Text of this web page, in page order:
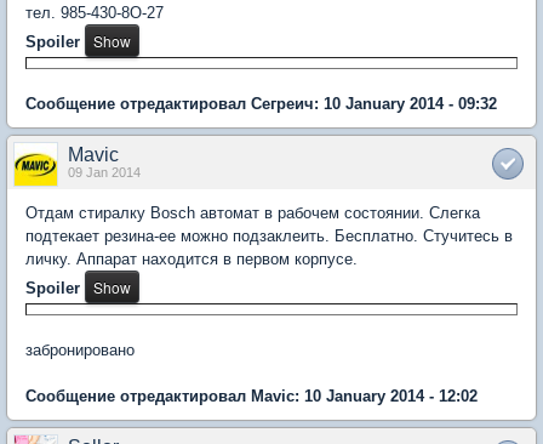
тел. 985-430-8О-27
Spoiler
Сообщение отредактировал Сегреич: 10 January 2014 - 09:32
Mavic
09 Jan 2014
Отдам стиралку Bosch автомат в рабочем состоянии. Слегка
подтекает резина-ее можно подзаклеить. Бесплатно. Стучитесь в
личку. Аппарат находится в первом корпусе.
Spoiler
забронировано
Сообщение отредактировал Mavic: 10 January 2014 - 12:02